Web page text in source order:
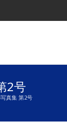
2号
真集 第2号